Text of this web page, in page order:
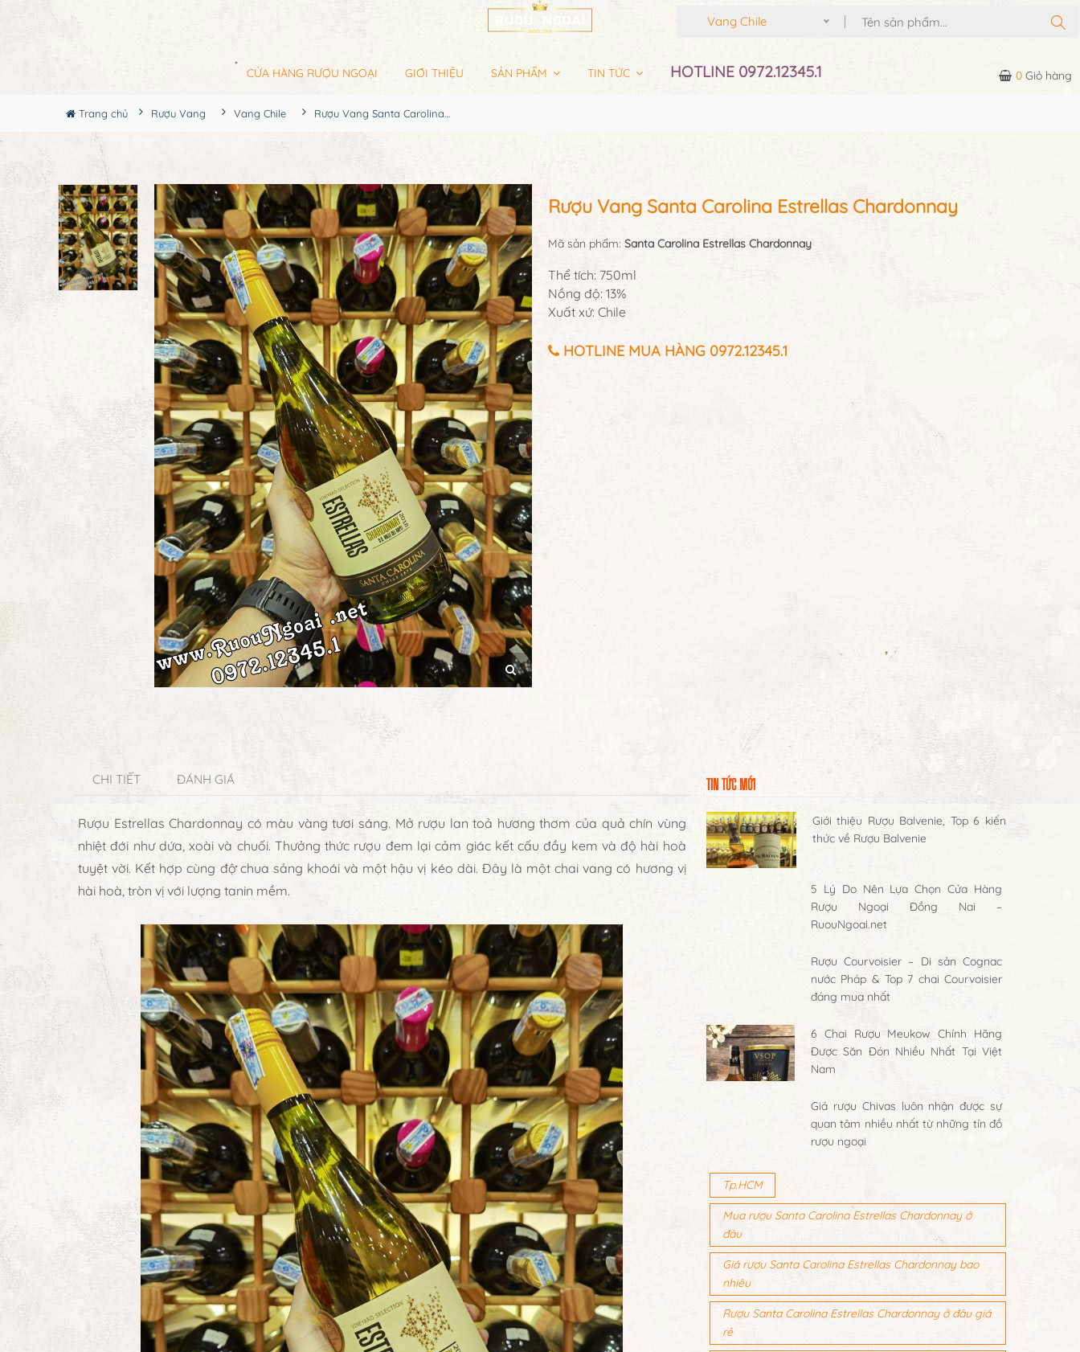
Vang Chile
CỬA HÀNG RƯỢU NGOẠI GIỚI THIỆU SẢN PHẨM TIN TỨC HOTLINE 0972.12345.1 0 Giỏ hàng
Trang chủ Rượu Vang Vang Chile Rượu Vang Santa Carolina Estrellas Chardonnay
Rượu Vang Santa Carolina Estrellas Chardonnay
Mã sản phẩm: Santa Carolina Estrellas Chardonnay
Thể tích: 750ml
Nồng độ: 13%
Xuất xứ: Chile
HOTLINE MUA HÀNG 0972.12345.1
CHI TIẾT ĐÁNH GIÁ
Rượu Estrellas Chardonnay có màu vàng tươi sáng. Mở rượu lan toả hương thơm của quả chín vùng
nhiệt đới như dứa, xoài và chuối. Thưởng thức rượu đem lại cảm giác kết cấu đầy kem và độ hài hoà
tuyệt vời. Kết hợp cùng độ chua sảng khoái và một hậu vị kéo dài. Đây là một chai vang có hương vị
hài hoà, tròn vị với lượng tanin mềm.
TIN TỨC MỚI
Giới thiệu Rượu Balvenie, Top 6 kiến
thức về Rượu Balvenie
5 Lý Do Nên Lựa Chọn Cửa Hàng
Rượu Ngoại Đồng Nai –
RuouNgoai.net
Rượu Courvoisier – Di sản Cognac
nước Pháp & Top 7 chai Courvoisier
đáng mua nhất
6 Chai Rượu Meukow Chính Hãng
Được Săn Đón Nhiều Nhất Tại Việt
Nam
Giá rượu Chivas luôn nhận được sự
quan tâm nhiều nhất từ những tín đồ
rượu ngoại
Tp.HCM
Mua rượu Santa Carolina Estrellas Chardonnay ở
đâu
Giá rượu Santa Carolina Estrellas Chardonnay bao
nhiêu
Rượu Santa Carolina Estrellas Chardonnay ở đâu giá
rẻ